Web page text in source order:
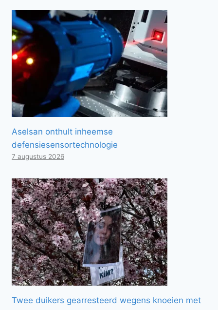
Aselsan onthult inheemse
defensiesensortechnologie
7 augustus 2026
Twee duikers gearresteerd wegens knoeien met